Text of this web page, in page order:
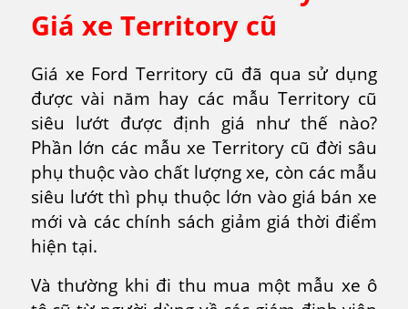
Giá xe Territory cũ
Giá xe Ford Territory cũ đã qua sử dụng
được vài năm hay các mẫu Territory cũ
siêu lướt được định giá như thế nào?
Phần lớn các mẫu xe Territory cũ đời sâu
phụ thuộc vào chất lượng xe, còn các mẫu
siêu lướt thì phụ thuộc lớn vào giá bán xe
mới và các chính sách giảm giá thời điểm
hiện tại.
Và thường khi đi thu mua một mẫu xe ô